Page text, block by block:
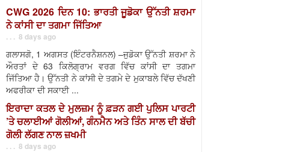
CWG 2026 ਦਿਨ 10: ਭਾਰਤੀ ਜੂਡੋਕਾ ਉੱਨਤੀ ਸ਼ਰਮਾ
ਨੇ ਕਾਂਸੀ ਦਾ ਤਗਮਾ ਜਿੱਤਿਆ
. . . 8 days ago
ਗਲਾਸਗੋ, 1 ਅਗਸਤ (ਇੰਟਰਨੈਸ਼ਨਲ) –ਜੁਡੋਕਾ ਉੱਨਤੀ ਸ਼ਰਮਾ ਨੇ
ਔਰਤਾਂ ਦੇ 63 ਕਿਲੋਗ੍ਰਾਮ ਵਰਗ ਵਿੱਚ ਕਾਂਸੀ ਦਾ ਤਗਮਾ
ਜਿੱਤਿਆ ਹੈ। ਉੱਨਤੀ ਨੇ ਕਾਂਸੀ ਦੇ ਤਗਮੇ ਦੇ ਮੁਕਾਬਲੇ ਵਿੱਚ ਦੱਖਣੀ
ਅਫਰੀਕਾ ਦੀ ਸਕਾਈ ...
ਇਰਾਦਾ ਕਤਲ ਦੇ ਮੁਲਜ਼ਮ ਨੂੰ ਫ਼ੜਨ ਗਈ ਪੁਲਿਸ ਪਾਰਟੀ
’ਤੇ ਚਲਾਈਆਂ ਗੋਲੀਆਂ, ਗੰਨਮੈਨ ਅਤੇ ਤਿੰਨ ਸਾਲ ਦੀ ਬੱਚੀ
ਗੋਲੀ ਲੱਗਣ ਨਾਲ ਜ਼ਖਮੀ
. . . 8 days ago